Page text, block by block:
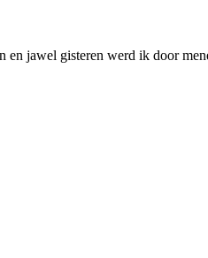
jawel gisteren werd ik door